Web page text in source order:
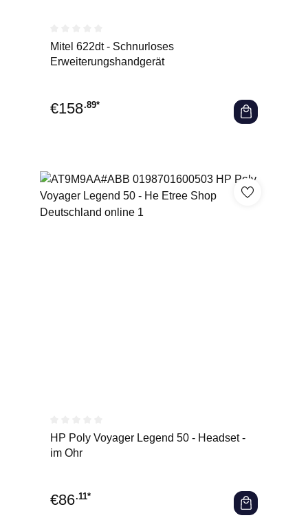
Durchschnittliche Bewertung von 0 von 5 Sternen
Mitel 622dt - Schnurloses
Erweiterungshandgerät
€158.89*
Durchschnittliche Bewertung von 0 von 5 Sternen
HP Poly Voyager Legend 50 - Headset -
im Ohr
€86.11*